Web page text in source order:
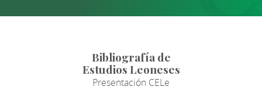
Bibliografía de
Estudios Leoneses
Presentación CELe